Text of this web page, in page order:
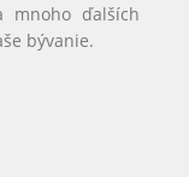
mnoho ďalších
bývanie.